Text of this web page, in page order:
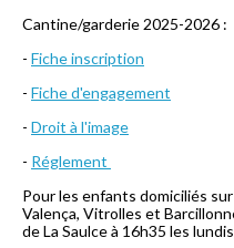
Cantine/garderie 2025-2026 :
- Fiche inscription
- Fiche d'engagement
- Droit à l'image
- Réglement
Pour les enfants domiciliés
Valença, Vitrolles et
de La Saulce à 16h35 les